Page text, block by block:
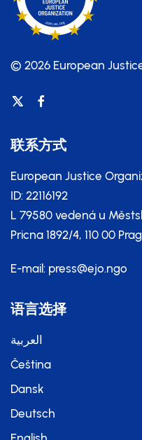
© 2026 European
联系方式
European Justice
ID: 22116192
L 79580 vedená u
Pricna 1892/4, 110 00
E-mail: press@ejo.ngo
语言选择
العربية
Čeština
Dansk
Deutsch